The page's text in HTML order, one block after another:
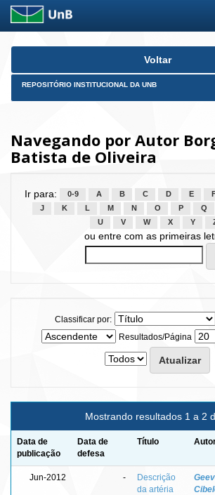
Skip
Voltar
REPOSITÓRIO INSTITUCIONAL DA UNB
Navegando por Autor
Batista de Oliveira
Ir para: 0-9 A B C D E
J
K L M N O P Q
U
V W X Y
ou entre com as primeiras
Classificar por:
Resultados/Página
Mostrando resultados 1 a 2
Data de
publicação
Data de
defesa
Título
Jun-2012 -
Descrição
da artéria